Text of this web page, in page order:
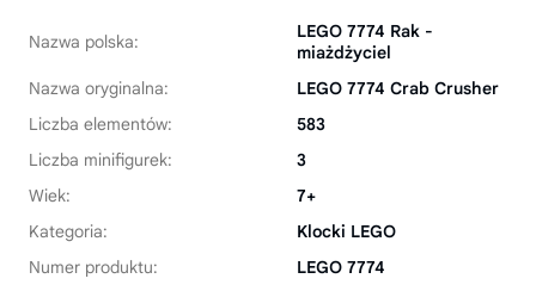
Nazwa polska:
LEGO 7774 Rak -
miażdżyciel
Nazwa oryginalna:
LEGO 7774 Crab Crusher
Liczba elementów:
583
Liczba minifigurek:
3
Wiek:
7+
Kategoria:
Klocki LEGO
Numer produktu:
LEGO 7774